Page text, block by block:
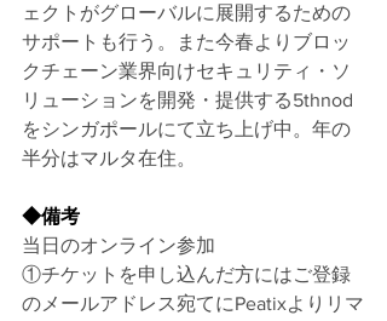
ェクトがグローバルに展開するための
サポートも行う。また今春よりブロッ
クチェーン業界向けセキュリティ・ソ
リューションを開発・提供する5thnod
をシンガポールにて立ち上げ中。年の
半分はマルタ在住。
◆備考
当日のオンライン参加
①チケットを申し込んだ方にはご登録
のメールアドレス宛てにPeatixよりリマ